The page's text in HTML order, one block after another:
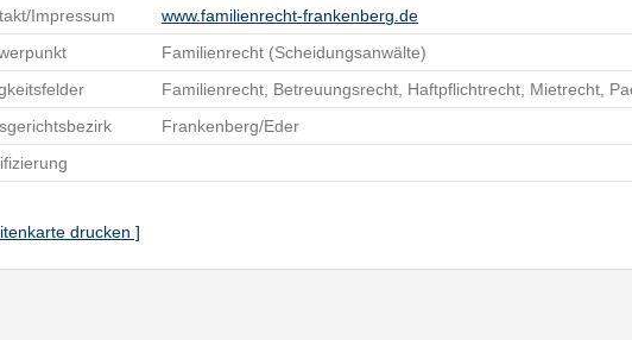
Impressum
www.familienrecht-frankenberg.de
Familienrecht (Scheidungsanwälte)
Familienrecht, Betreuungsrecht, Haftpflichtrecht, Mietrecht,
Frankenberg/Eder
drucken ]